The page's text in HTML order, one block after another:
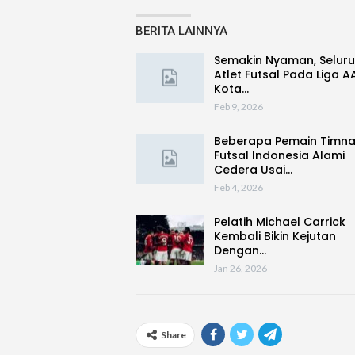
BERITA LAINNYA
Semakin Nyaman,
Atlet Futsal Pada Liga
Kota…
Feb 9, 2026
Beberapa Pemain
Futsal Indonesia Alami
Cedera Usai…
Feb 4, 2026
Pelatih Michael Carrick
Kembali Bikin Kejutan
Dengan…
Jan 26, 2026
Share